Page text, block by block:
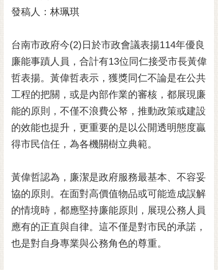
主題服務
市民互動
黃
偉
哲
螢
光
花
泉
桐
花
祭
網
站
導
覽
發稿人：林珮琪
台南市政府今(2)日於市政會議表揚114年優良
廉能事蹟人員，合計有13位同仁接受市長黃偉
哲表揚。黃偉哲表示，獲獎同仁不論是在公共
工程的把關，或是內部作業的審核，都展現廉
能的原則，不僅不浪費公帑，推動政策或建設
的效能也提升，更重要的是以公開透明態度贏
得市民信任，為各機關樹立典範。
黃偉哲認為，廉潔是政府服務最基本、不容妥
協的原則。在面對高價值物品或可能造成誤解
的情境時，都應堅持廉能原則，展現公務人員
應有的正直與自律。這不僅是對市民的承諾，
也是對自身專業與公務角色的尊重。